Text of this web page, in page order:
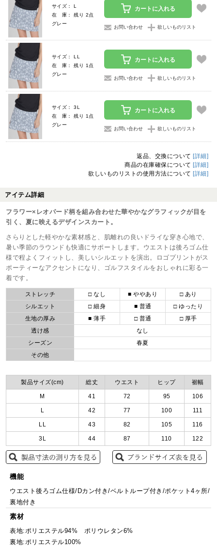
サイズ： L
在 庫： 残り 2点
グレー
カートに入れる
お問い合わせ 欲しいものリスト
サイズ： LL
在 庫： 残り 1点
グレー
カートに入れる
お問い合わせ 欲しいものリスト
サイズ： 3L
在 庫： 残り 1点
グレー
カートに入れる
お問い合わせ 欲しいものリスト
返品、交換について [詳細]
商品の在庫確保について [詳細]
欲しいものリストの使用方法について [詳細]
アイテム詳細
フラワー×レオパード柄を組み合わせた華やかなグラフィックが目を
引く、夏に映えるデザインスカート。
さらりとした軽やかな素材感と、肌離れの良いドライな穿き心地で、
暑い季節のラウンドも快適にサポートします。ウエストは後ろゴム仕
様で程よくフィットし、美しいシルエットを演出。ロゴプリントがス
ポーティーなアクセントになり、ゴルフスタイルをおしゃれに彩る一
着です。
ストレッチ □ なし ■ ややあり
□ あり
シルエット
□ 細身 ■ 普通
□ ゆったり
生地の厚み
■ 薄手 □ 普通
□ 厚手
透け感
なし
シーズン
春夏
その他
製品サイズ(cm) 総丈 ウエスト ヒップ 裾幅
M 41 72 95 106
L 42 77 100 111
LL 43 82 105 116
3L 44 87 110 122
機能
ウエスト後ろゴム仕様/Dカン付き/ベルトループ付き/ポケット4ヶ所/
裏地付き
素材
表地:ポリエステル94% ポリウレタン6%
裏地:ポリエステル100%